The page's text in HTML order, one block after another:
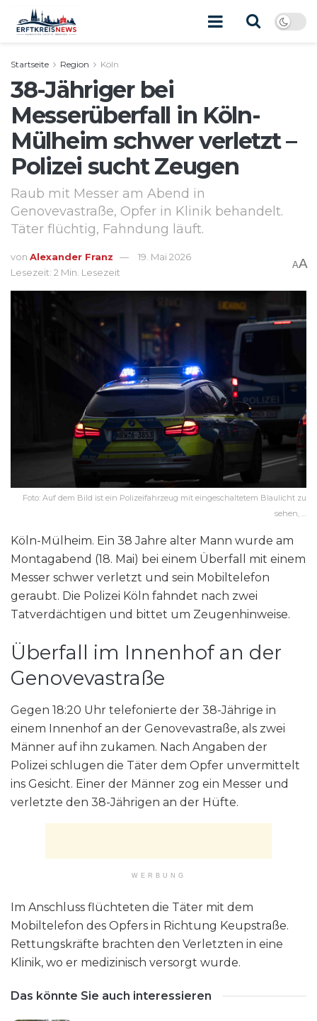
Startseite Region Köln
38-Jähriger bei
Messerüberfall in Köln-
Mülheim schwer verletzt –
Polizei sucht Zeugen
Raub mit Messer am Abend in
Genovevastraße, Opfer in Klinik behandelt.
Täter flüchtig, Fahndung läuft.
von Alexander Franz
19. Mai 2026
Lesezeit: 2 Min. Lesezeit
AA
Foto: Auf dem Bild ist ein Polizeifahrzeug mit eingeschaltetem Blaulicht zu
sehen, …
Köln-Mülheim. Ein 38 Jahre alter Mann wurde am
Montagabend (18. Mai) bei einem Überfall mit einem
Messer schwer verletzt und sein Mobiltelefon
geraubt. Die Polizei Köln fahndet nach zwei
Tatverdächtigen und bittet um Zeugenhinweise.
Überfall im Innenhof an der
Genovevastraße
Gegen 18:20 Uhr telefonierte der 38-Jährige in
einem Innenhof an der Genovevastraße, als zwei
Männer auf ihn zukamen. Nach Angaben der
Polizei schlugen die Täter dem Opfer unvermittelt
ins Gesicht. Einer der Männer zog ein Messer und
verletzte den 38-Jährigen an der Hüfte.
WERBUNG
Im Anschluss flüchteten die Täter mit dem
Mobiltelefon des Opfers in Richtung Keupstraße.
Rettungskräfte brachten den Verletzten in eine
Klinik, wo er medizinisch versorgt wurde.
Das könnte Sie auch interessieren